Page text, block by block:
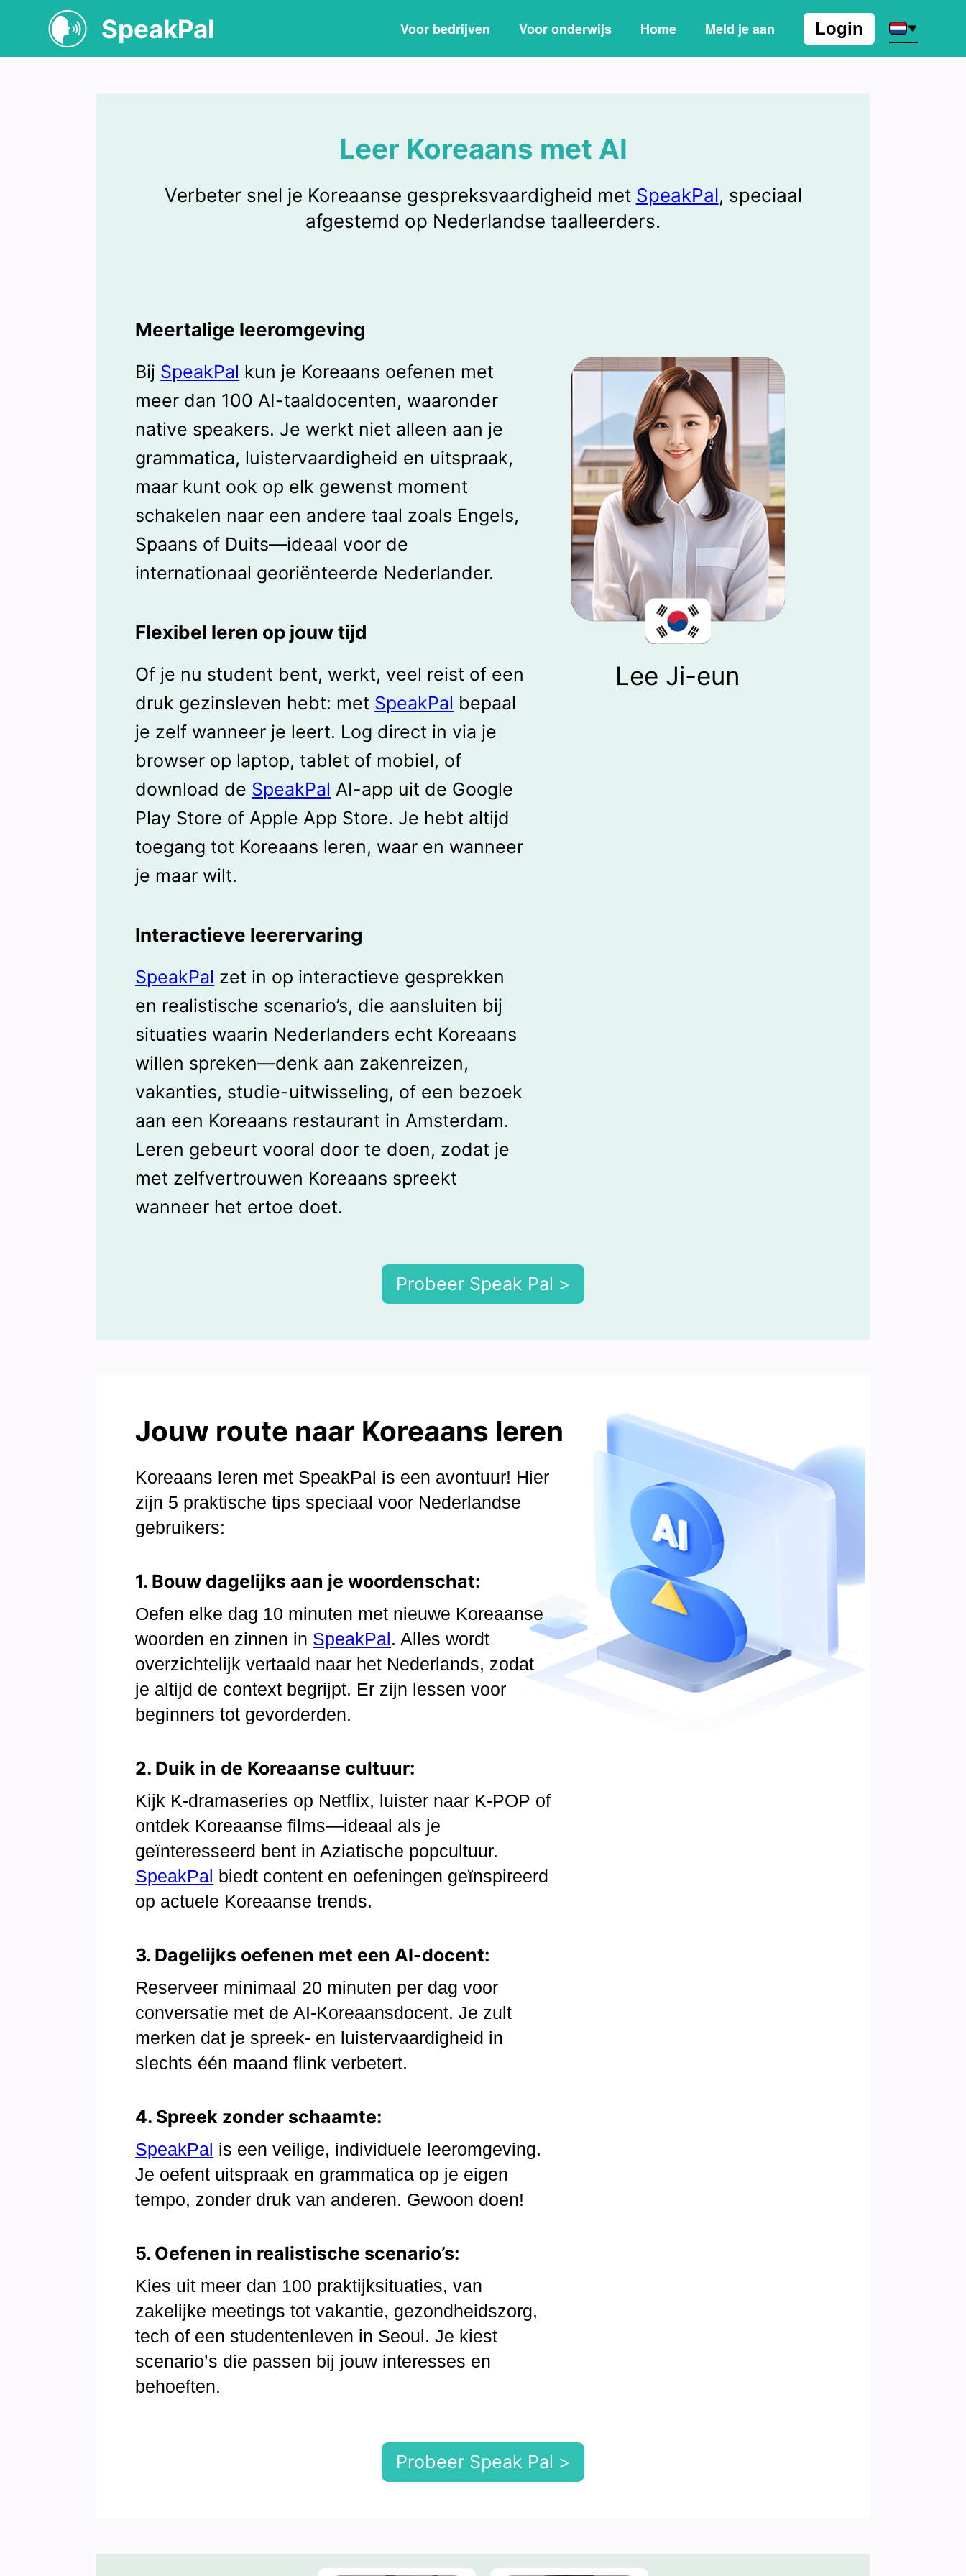
SpeakPal Voor bedrijven Voor onderwijs Home Meld je aan Login
Leer Koreaans met AI
Verbeter snel je Koreaanse gespreksvaardigheid met SpeakPal, speciaal
afgestemd op Nederlandse taalleerders.
Meertalige leeromgeving
Bij SpeakPal kun je Koreaans oefenen met
meer dan 100 AI-taaldocenten, waaronder
native speakers. Je werkt niet alleen aan je
grammatica, luistervaardigheid en uitspraak,
maar kunt ook op elk gewenst moment
schakelen naar een andere taal zoals Engels,
Spaans of Duits—ideaal voor de
internationaal georiënteerde Nederlander.
Flexibel leren op jouw tijd
Of je nu student bent, werkt, veel reist of een
druk gezinsleven hebt: met SpeakPal bepaal
je zelf wanneer je leert. Log direct in via je
browser op laptop, tablet of mobiel, of
download de SpeakPal AI-app uit de Google
Play Store of Apple App Store. Je hebt altijd
toegang tot Koreaans leren, waar en wanneer
je maar wilt.
Interactieve leerervaring
SpeakPal zet in op interactieve gesprekken
en realistische scenario’s, die aansluiten bij
situaties waarin Nederlanders echt Koreaans
willen spreken—denk aan zakenreizen,
vakanties, studie-uitwisseling, of een bezoek
aan een Koreaans restaurant in Amsterdam.
Leren gebeurt vooral door te doen, zodat je
met zelfvertrouwen Koreaans spreekt
wanneer het ertoe doet.
Lee Ji-eun
Probeer Speak Pal >
Jouw route naar Koreaans leren
Koreaans leren met SpeakPal is een avontuur! Hier
zijn 5 praktische tips speciaal voor Nederlandse
gebruikers:
1. Bouw dagelijks aan je woordenschat:
Oefen elke dag 10 minuten met nieuwe Koreaanse
woorden en zinnen in SpeakPal. Alles wordt
overzichtelijk vertaald naar het Nederlands, zodat
je altijd de context begrijpt. Er zijn lessen voor
beginners tot gevorderden.
2. Duik in de Koreaanse cultuur:
Kijk K-dramaseries op Netflix, luister naar K-POP of
ontdek Koreaanse films—ideaal als je
geïnteresseerd bent in Aziatische popcultuur.
SpeakPal biedt content en oefeningen geïnspireerd
op actuele Koreaanse trends.
3. Dagelijks oefenen met een AI-docent:
Reserveer minimaal 20 minuten per dag voor
conversatie met de AI-Koreaansdocent. Je zult
merken dat je spreek- en luistervaardigheid in
slechts één maand flink verbetert.
4. Spreek zonder schaamte:
SpeakPal is een veilige, individuele leeromgeving.
Je oefent uitspraak en grammatica op je eigen
tempo, zonder druk van anderen. Gewoon doen!
5. Oefenen in realistische scenario’s:
Kies uit meer dan 100 praktijksituaties, van
zakelijke meetings tot vakantie, gezondheidszorg,
tech of een studentenleven in Seoul. Je kiest
scenario’s die passen bij jouw interesses en
behoeften.
Probeer Speak Pal >